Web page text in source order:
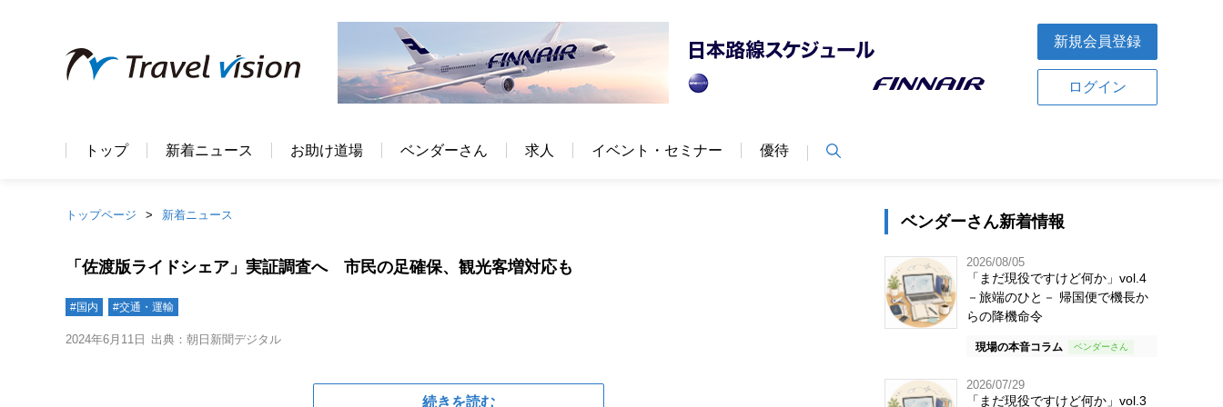
新規会員登録
ログイン
トップ 新着ニュース お助け道場 ベンダーさん 求人 イベント・セミナー 優待
トップページ 新着ニュース
「佐渡版ライドシェア」実証調査へ 市民の足確保、観光客増対応も
#国内 #交通・運輸
2024年6月11日 出典：朝日新聞デジタル
続きを読む
ベンダーさん新着情報
2026/08/05
「まだ現役ですけど何か」vol.4
－旅端のひと－ 帰国便で機長か
らの降機命令
現場の本音コラム
2026/07/29
「まだ現役ですけど何か」vol.3